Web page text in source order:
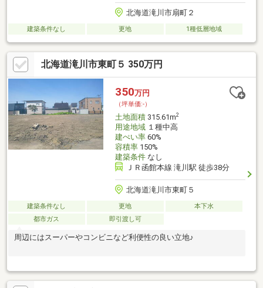
北海道滝川市扇町２
建築条件なし 更地 1種低層地域
北海道滝川市東町５ 350万円
350万円
（坪単価:-）
土地面積315.61m2
用途地域１種中高
建ぺい率60%
容積率150%
建築条件なし
ＪＲ函館本線 滝川駅 徒歩38分
北海道滝川市東町５
建築条件なし 更地
本下水
都市ガス
即引渡し可
周辺にはスーパーやコンビニなど利便性の良い立地♪